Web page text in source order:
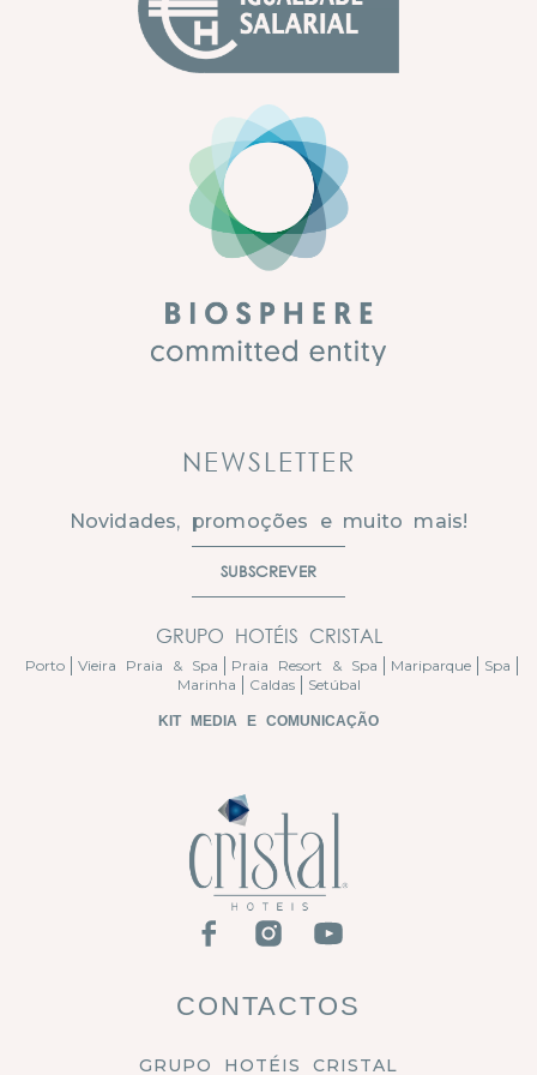
CONTACTOS
GRUPO HOTÉIS CRISTAL
NEWSLETTER
Novidades, promoções e muito mais!
SUBSCREVER
GRUPO HOTÉIS CRISTAL
Porto Vieira Praia & Spa Praia Resort & Spa Mariparque
Spa
Marinha
Caldas Setúbal
KIT MEDIA E COMUNICAÇÃO